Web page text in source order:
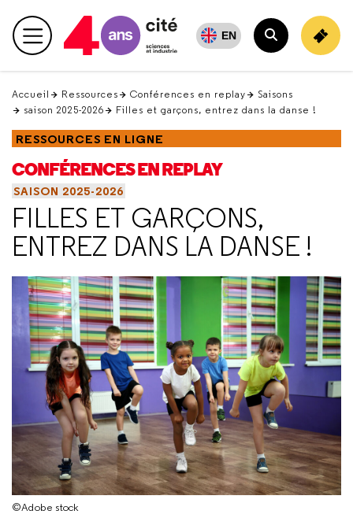
en
haut Menu principal EN
Rechercher
Accueil Ressources Conférences en replay
Saisons
saison 2025-2026
Filles et garçons, entrez dans la danse !
RESSOURCES EN LIGNE
CONFÉRENCES EN REPLAY
SAISON 2025-2026
FILLES ET GARÇONS,
ENTREZ DANS LA DANSE !
©Adobe stock